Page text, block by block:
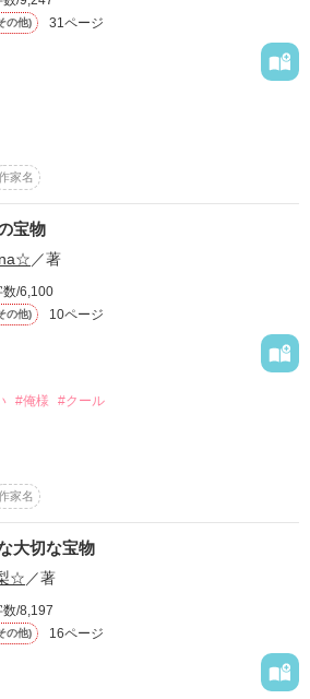
島と島の人。
に
んだ…。
ョンです。出てくる島の名称等は実在
の他) 31ページ
家名
宝物
／著
数/6,100
の他) 10ページ
#俺様 #クール
た…
だけが一部記憶がなくなってしまった…
家名
大切な宝物
☆ ／著
数/8,197
の他) 16ページ